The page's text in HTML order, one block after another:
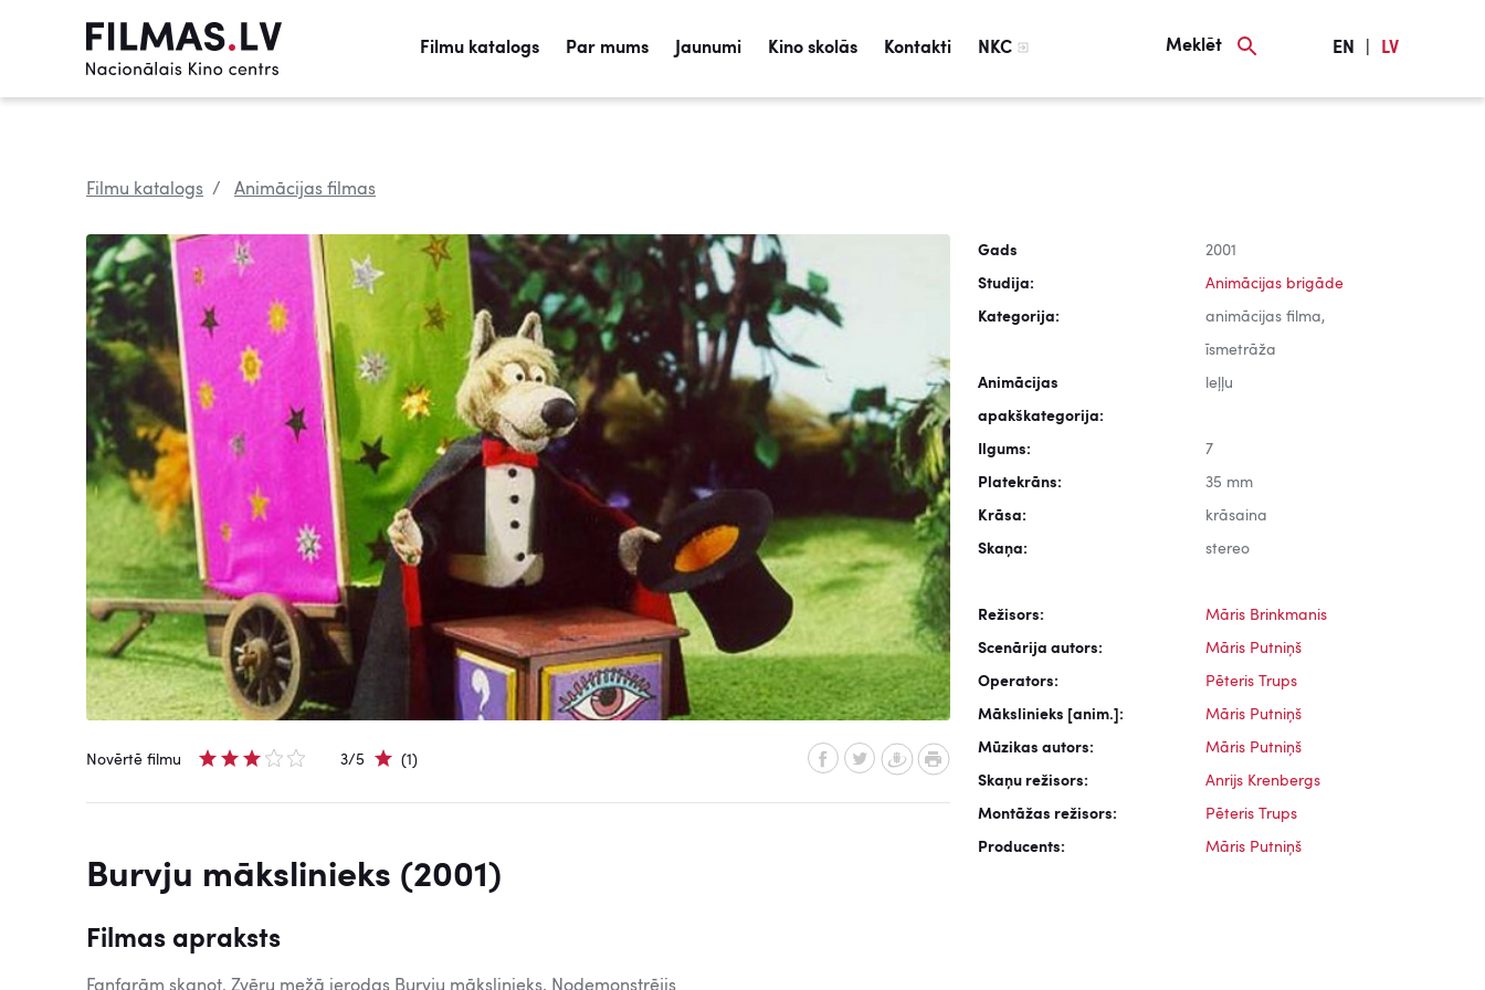
Filmu katalogs Par mums Jaunumi Kino skolās Kontakti NKC Meklēt EN LV
Filmu katalogs Animācijas filmas
Novērtē filmu 3/5 (1)
Burvju mākslinieks (2001)
Filmas apraksts
Gads 2001
Studija: Animācijas brigāde
Kategorija: animācijas filma,
īsmetrāža
Animācijas
apakškategorija:
leļļu
Ilgums: 7
Platekrāns: 35 mm
Krāsa: krāsaina
Skaņa: stereo
Režisors: Māris Brinkmanis
Scenārija autors: Māris Putniņš
Operators: Pēteris Trups
Mākslinieks [anim.]: Māris Putniņš
Mūzikas autors: Māris Putniņš
Skaņu režisors: Anrijs Krenbergs
Montāžas režisors: Pēteris Trups
Producents: Māris Putniņš